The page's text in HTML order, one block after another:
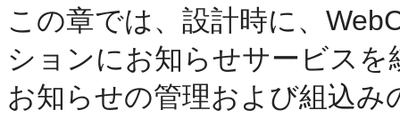
この章では、設計時に、
ションにお知らせサービス
お知らせの管理および組込